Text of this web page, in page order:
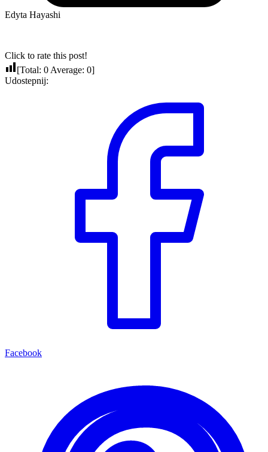
Edyta Hayashi
Click to rate this post!
[Total: 0 Average: 0]
Udostepnij:
Facebook